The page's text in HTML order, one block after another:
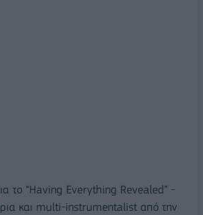
το “Having Everything Revealed” -
και multi-instrumentalist από την